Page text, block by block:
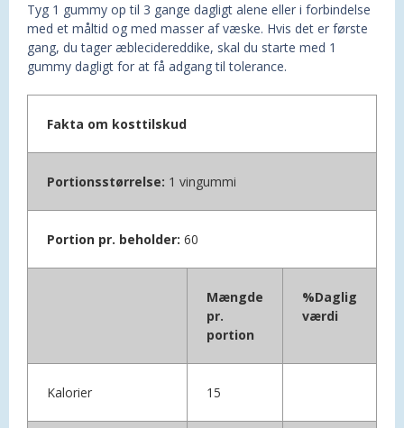
Tyg 1 gummy op til 3 gange dagligt alene eller i forbindelse
med et måltid og med masser af væske. Hvis det er første
gang, du tager æblecidereddike, skal du starte med 1
gummy dagligt for at få adgang til tolerance.
Fakta om kosttilskud
Portionsstørrelse: 1 vingummi
Portion pr. beholder: 60
Mængde
pr.
portion
%Daglig
værdi
Kalorier 15